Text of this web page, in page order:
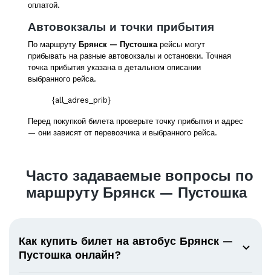
оплатой.
Автовокзалы и точки прибытия
По маршруту Брянск — Пустошкарейсы могут
прибывать на разные автовокзалы и остановки. Точная
точка прибытия указана в детальном описании
выбранного рейса.
{all_adres_prib}
Перед покупкой билета проверьте точку прибытия и адрес
— они зависят от перевозчика и выбранного рейса.
Часто задаваемые вопросы по
маршруту Брянск — Пустошка
Как купить билет на автобус Брянск —
Пустошка онлайн?